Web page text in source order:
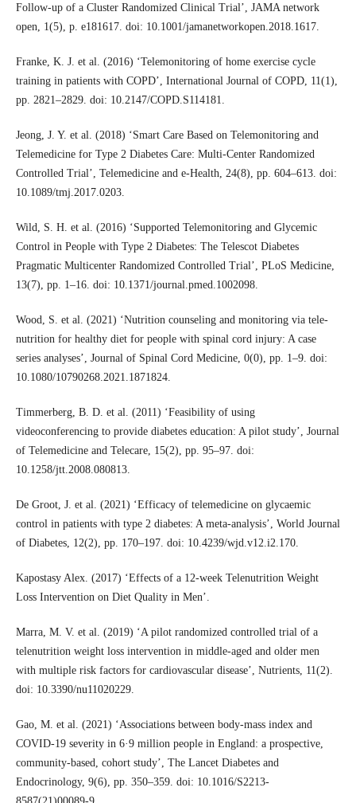
Follow-up of a Cluster Randomized Clinical Trial’, JAMA network
open, 1(5), p. e181617. doi: 10.1001/jamanetworkopen.2018.1617.
Franke, K. J. et al. (2016) ‘Telemonitoring of home exercise cycle
training in patients with COPD’, International Journal of COPD, 11(1),
pp. 2821–2829. doi: 10.2147/COPD.S114181.
Jeong, J. Y. et al. (2018) ‘Smart Care Based on Telemonitoring and
Telemedicine for Type 2 Diabetes Care: Multi-Center Randomized
Controlled Trial’, Telemedicine and e-Health, 24(8), pp. 604–613. doi:
10.1089/tmj.2017.0203.
Wild, S. H. et al. (2016) ‘Supported Telemonitoring and Glycemic
Control in People with Type 2 Diabetes: The Telescot Diabetes
Pragmatic Multicenter Randomized Controlled Trial’, PLoS Medicine,
13(7), pp. 1–16. doi: 10.1371/journal.pmed.1002098.
Wood, S. et al. (2021) ‘Nutrition counseling and monitoring via tele-
nutrition for healthy diet for people with spinal cord injury: A case
series analyses’, Journal of Spinal Cord Medicine, 0(0), pp. 1–9. doi:
10.1080/10790268.2021.1871824.
Timmerberg, B. D. et al. (2011) ‘Feasibility of using
videoconferencing to provide diabetes education: A pilot study’, Journal
of Telemedicine and Telecare, 15(2), pp. 95–97. doi:
10.1258/jtt.2008.080813.
De Groot, J. et al. (2021) ‘Efficacy of telemedicine on glycaemic
control in patients with type 2 diabetes: A meta-analysis’, World Journal
of Diabetes, 12(2), pp. 170–197. doi: 10.4239/wjd.v12.i2.170.
Kapostasy Alex. (2017) ‘Effects of a 12-week Telenutrition Weight
Loss Intervention on Diet Quality in Men’.
Marra, M. V. et al. (2019) ‘A pilot randomized controlled trial of a
telenutrition weight loss intervention in middle-aged and older men
with multiple risk factors for cardiovascular disease’, Nutrients, 11(2).
doi: 10.3390/nu11020229.
Gao, M. et al. (2021) ‘Associations between body-mass index and
COVID-19 severity in 6·9 million people in England: a prospective,
community-based, cohort study’, The Lancet Diabetes and
Endocrinology, 9(6), pp. 350–359. doi: 10.1016/S2213-